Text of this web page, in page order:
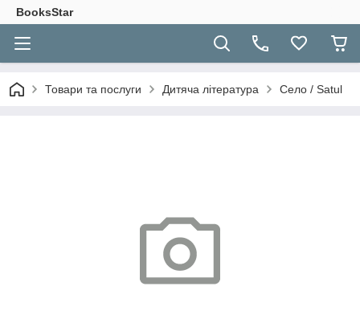
BooksStar
Товари та послуги Дитяча література Село / Satul